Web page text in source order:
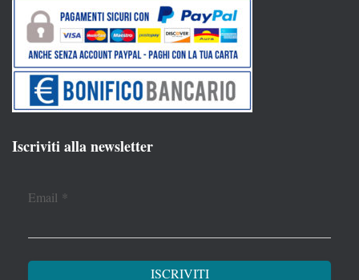
Iscriviti alla newsletter
Email *